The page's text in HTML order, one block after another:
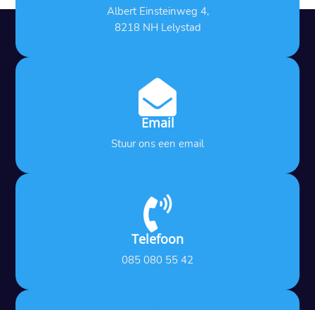
Albert Einsteinweg 4,
8218 NH Lelystad

Email
Stuur ons een email

Telefoon
085 080 55 42